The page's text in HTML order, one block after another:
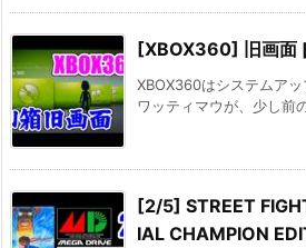
[XBOX360] 旧画面
XBOX360はシステムア
ワッティマウが、少し前
[2/5] STREET
IAL CHAMPION